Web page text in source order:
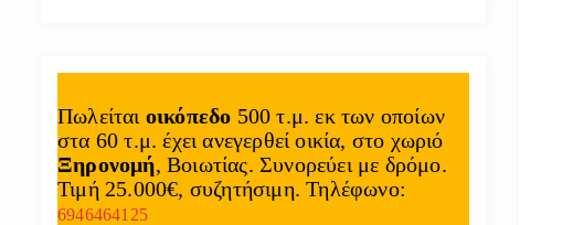
Πωλείται οικόπεδο 500 τ.μ. εκ των οποίων
στα 60 τ.μ. έχει ανεγερθεί οικία, στο χωριό
Ξηρονομή, Βοιωτίας. Συνορεύει με δρόμο.
Τιμή 25.000€, συζητήσιμη. Τηλέφωνο:
6946464125